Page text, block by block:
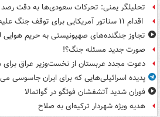
تحلیلگر یمنی: تحرکات سعودی‌ها به دقت
اقدام ۱۱ سناتور آمریکایی برای توقف جنگ علیه ایران
تجاوز جنگنده‌های صهیونیستی به حریم هوایی
صورت جدید مسئله جنگ؟!
دعوت مجدد عربستان از نخست‌وزیر عراق
پدیده اسرائیلی‌هایی که برای ایران جاسوسی
فوران شدید آتشفشان فوئگو در گواتمالا
هدیه ویژه شهردار ترکیه‌ای به صلاح